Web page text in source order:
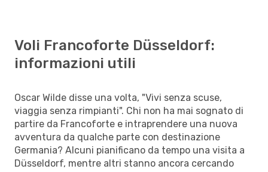
Voli Francoforte Düsseldorf:
informazioni utili
Oscar Wilde disse una volta, "Vivi senza scuse,
viaggia senza rimpianti". Chi non ha mai sognato di
partire da Francoforte e intraprendere una nuova
avventura da qualche parte con destinazione
Germania? Alcuni pianificano da tempo una visita a
Düsseldorf, mentre altri stanno ancora cercando